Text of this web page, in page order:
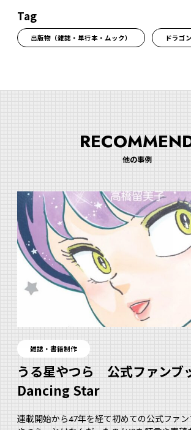
Tag
出版物（雑誌・単行本・ムック） ドラゴ
他の事例
雑誌・書籍制作
うる星やつら 公式ファンブ
Dancing Star
連載開始から47年を経て初めての公式ファ